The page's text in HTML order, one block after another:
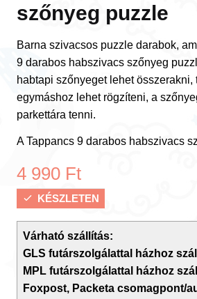
szőnyeg puzzle
Barna szivacsos puzzle darabok,
9 darabos habszivacs szőnyeg
habtapi szőnyeget lehet
egymáshoz lehet rögzíteni, a
parkettára tenni.
A Tappancs 9 darabos habszivacs
4 990 Ft
KÉSZLETEN
Várható szállítás:
GLS futárszolgálattal házhoz
MPL futárszolgálattal házhoz
Foxpost, Packeta csomagpont/